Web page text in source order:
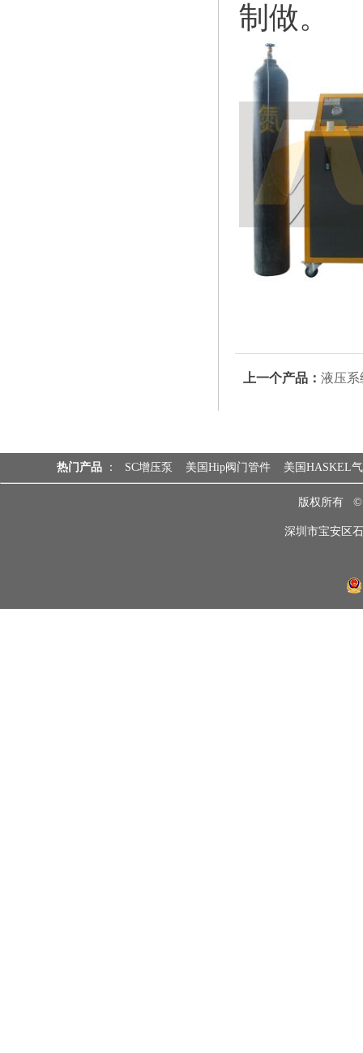
制做。
上一个产品： 液压系
热门产品 ： SC增压泵 美国Hip阀门管件 美国HASKEL
版权所有
深圳市宝安区